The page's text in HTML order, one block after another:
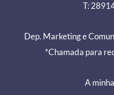
T:
Dep. Marketing e
*Chamada para
A